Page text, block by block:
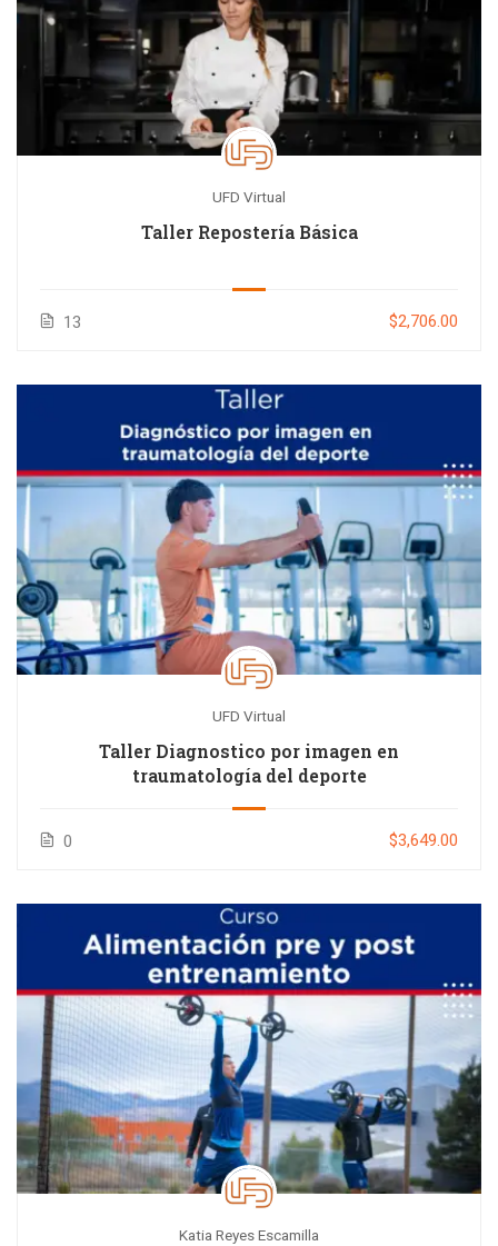
UFD Virtual
Taller Repostería Básica
13 $2,706.00
UFD Virtual
Taller Diagnostico por imagen en
traumatología del deporte
0 $3,649.00
Katia Reyes Escamilla